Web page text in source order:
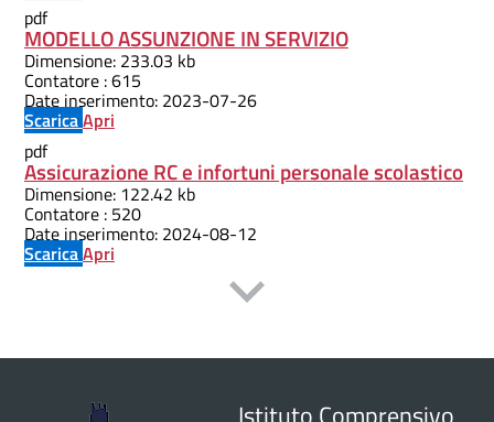
pdf
MODELLO ASSUNZIONE IN SERVIZIO
Dimensione: 233.03 kb
Contatore :615
Date inserimento: 2023-07-26
ScaricaApri
pdf
Assicurazione RC e infortuni personale scolastico
Dimensione: 122.42 kb
Contatore : 520
Date inserimento: 2024-08-12
ScaricaApri